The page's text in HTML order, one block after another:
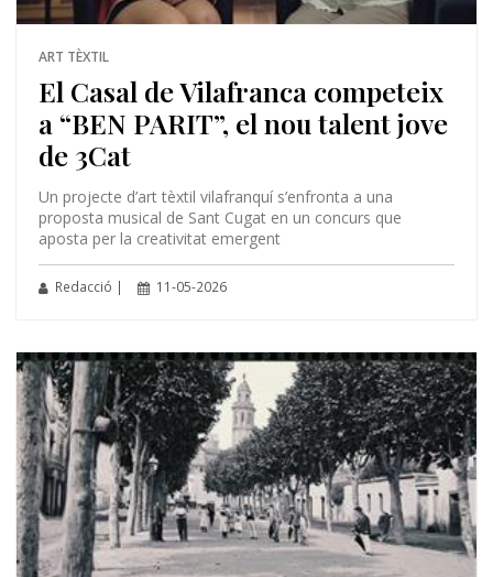
ART TÈXTIL
El Casal de Vilafranca competeix
a “BEN PARIT”, el nou talent jove
de 3Cat
Un projecte d’art tèxtil vilafranquí s’enfronta a una
proposta musical de Sant Cugat en un concurs que
aposta per la creativitat emergent
Redacció | 11-05-2026